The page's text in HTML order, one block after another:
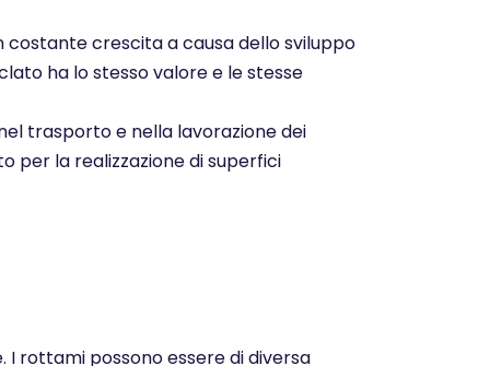
costante crescita a causa dello sviluppo
ha lo stesso valore e le stesse
trasporto e nella lavorazione dei
per la realizzazione di superfici
rottami possono essere di diversa